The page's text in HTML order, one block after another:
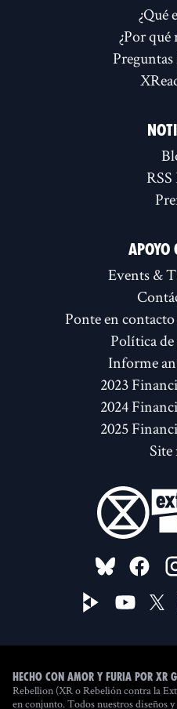
¿Qué
¿Por qué
RSS
APOYO
Events &
Ponte en
Política
Informe
2023
2024
2025
Site
Hecho con amor y furia por XR
Rebellion (XR o Rebelión contra la
en conjunto. Todos nuestros diseños